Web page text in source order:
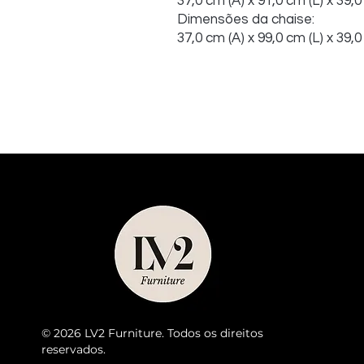
Dimensões da chaise:
37,0 cm (A) x 99,0 cm (L) x
© 2026 LV2 Furniture. Todos os direitos
reservados.